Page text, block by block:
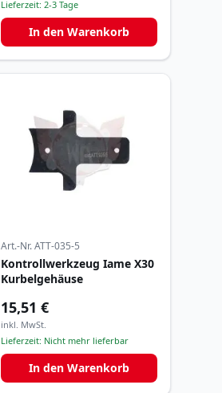
Lieferzeit: 2-3 Tage
In den Warenkorb
Art.-Nr.ATT-035-5
Kontrollwerkzeug Iame X30
Kurbelgehäuse
15,51 €
inkl. MwSt.
Lieferzeit: Nicht mehr lieferbar
In den Warenkorb